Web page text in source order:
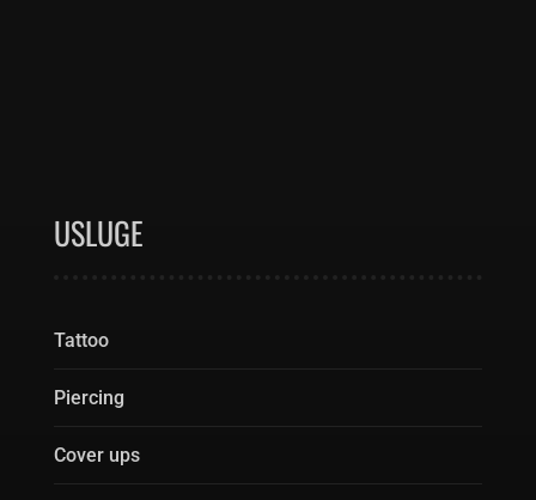
USLUGE
Tattoo
Piercing
Cover ups